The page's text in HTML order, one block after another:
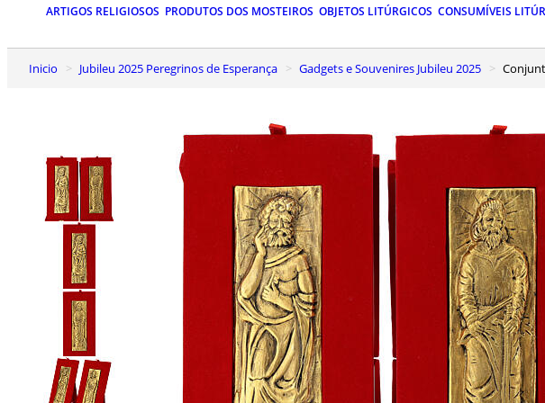
ARTIGOS RELIGIOSOS PRODUTOS DOS MOSTEIROS OBJETOS LITÚRGICOS CONSUMÍVEIS
Inicio Jubileu 2025 Peregrinos de Esperança Gadgets e Souvenires Jubileu 2025